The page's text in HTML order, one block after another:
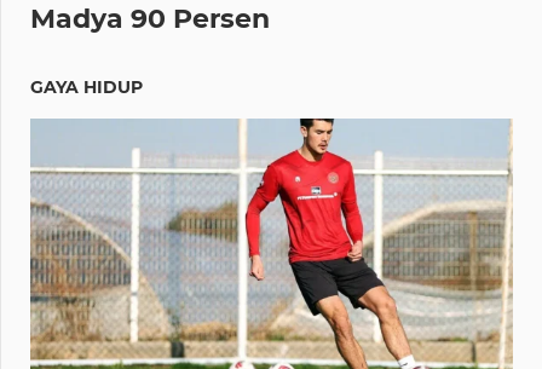
Madya 90 Persen
GAYA HIDUP